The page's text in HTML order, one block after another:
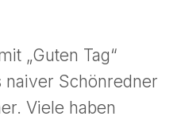
„Guten Tag“
naiver Schönredner
Viele haben